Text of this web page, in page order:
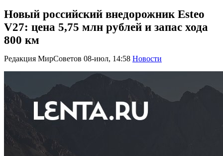
Новый российский внедорожник Esteo
V27: цена 5,75 млн рублей и запас хода
800 км
Редакция МирСоветов 08-июл, 14:58 Новости